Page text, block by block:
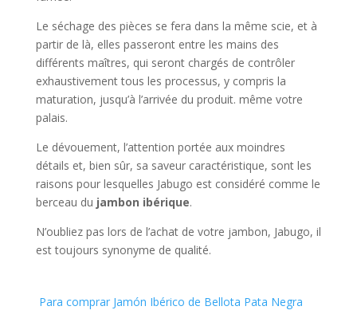
Le séchage des pièces se fera dans la même scie, et à
partir de là, elles passeront entre les mains des
différents maîtres, qui seront chargés de contrôler
exhaustivement tous les processus, y compris la
maturation, jusqu’à l’arrivée du produit. même votre
palais.
Le dévouement, l’attention portée aux moindres
détails et, bien sûr, sa saveur caractéristique, sont les
raisons pour lesquelles Jabugo est considéré comme le
berceau du jambon ibérique.
N’oubliez pas lors de l’achat de votre jambon, Jabugo, il
est toujours synonyme de qualité.
Para comprar Jamón Ibérico de Bellota Pata Negra